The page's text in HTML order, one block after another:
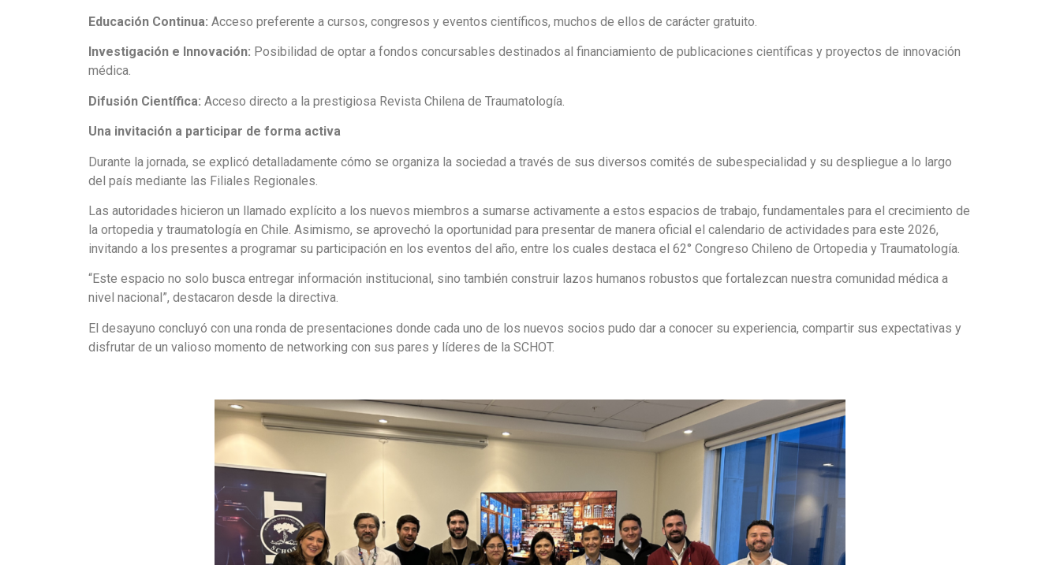
Educación Continua: Acceso preferente a cursos, congresos y eventos científicos, muchos de ellos de carácter gratuito.
Investigación e Innovación: Posibilidad de optar a fondos concursables destinados al financiamiento de publicaciones científicas y proyectos de innovación
médica.
Difusión Científica: Acceso directo a la prestigiosa Revista Chilena de Traumatología.
Una invitación a participar de forma activa
Durante la jornada, se explicó detalladamente cómo se organiza la sociedad a través de sus diversos comités de subespecialidad y su despliegue a lo largo
del país mediante las Filiales Regionales.
Las autoridades hicieron un llamado explícito a los nuevos miembros a sumarse activamente a estos espacios de trabajo, fundamentales para el crecimiento de
la ortopedia y traumatología en Chile. Asimismo, se aprovechó la oportunidad para presentar de manera oficial el calendario de actividades para este 2026,
invitando a los presentes a programar su participación en los eventos del año, entre los cuales destaca el 62° Congreso Chileno de Ortopedia y Traumatología.
“Este espacio no solo busca entregar información institucional, sino también construir lazos humanos robustos que fortalezcan nuestra comunidad médica a
nivel nacional”, destacaron desde la directiva.
El desayuno concluyó con una ronda de presentaciones donde cada uno de los nuevos socios pudo dar a conocer su experiencia, compartir sus expectativas y
disfrutar de un valioso momento de networking con sus pares y líderes de la SCHOT.